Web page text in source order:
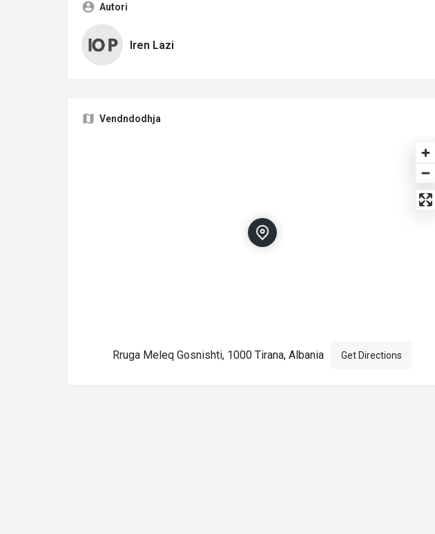
Autori
Iren Lazi
Vendndodhja
Rruga Meleq Gosnishti, 1000 Tirana, Albania Get Directions